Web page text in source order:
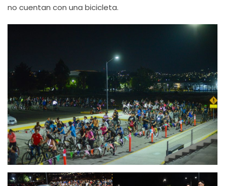
no cuentan con una bicicleta.